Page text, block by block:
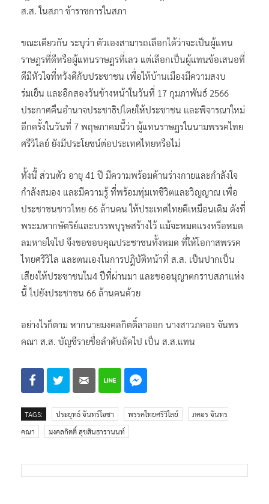
ส.ส. ในสภา ข้าราชการในสภา
ขณะเดียวกัน ระบุว่า ตัวเองสามารถเลือกได้ว่าจะเป็นผู้แทน
ราษฎรที่ดีหรือผู้แทนราษฎรที่เลว แต่เลือกเป็นผู้แทนข้อเสนอที่
ดีมีหัวใจที่หวังดีกับประชาชน เพื่อให้บ้านเมืองมีความสงบ
ร่มเย็น และอีกสองวันข้างหน้าในวันที่ 17 กุมภาพันธ์ 2566
ประกาศคืนอำนาจประชาธิปไตยให้ประชาชน และพิจารณาใหม่
อีกครั้งในวันที่ 7 พฤษภาคมนี้ว่า ผู้แทนราษฎรในนามพรรคไทย
ศรีวิไลย์ ยังมีประโยชน์ต่อประเทศไทยหรือไม่
ทั้งนี้ ส่วนตัว อายุ 41 ปี มีความพร้อมด้านร่างกายและกำลังใจ
กำลังสมอง และมีความรู้ ที่พร้อมทุ่มเทชีวิตและวิญญาณ เพื่อ
ประชาชนชาวไทย 66 ล้านคน ให้ประเทศไทยดีเหมือนเดิม ดังที่
พระมหากษัตริย์และบรรพบุรุษสร้างไว้ แม้จะหมดแรงหรือหมด
ลมหายใจไป จึงขอขอบคุณประชาชนทั้งหมด ที่ให้โอกาสพรรค
ไทยศรีวิไล และตนเองในการปฎิบัติหน้าที่ ส.ส. เป็นปากเป็น
เสียงให้ประชาชนใน4 ปีที่ผ่านมา และขออนุญาตกราบสภาแห่ง
นี้ ไปยังประชาชน 66 ล้านคนด้วย
อย่างไรก็ตาม หากนายมงคลกิตติ์ลาออก นางสาวภคอร จันทร
คณา ส.ส. บัญชีรายชื่อลำดับถัดไป เป็น ส.ส.แทน
TAGS: ประยุทธ์ จันทร์โอชา พรรคไทยศรีวิไลย์
ภคอร จันทร
คณา
มงคลกิตติ์ สุขสินธารานนท์